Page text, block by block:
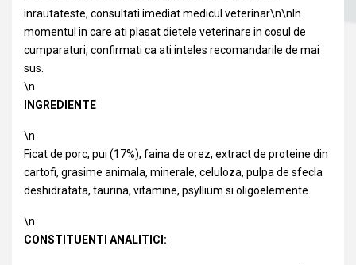
inrautateste, consultati imediat medicul veterinar\n\nIn
momentul in care ati plasat dietele veterinare in cosul de
cumparaturi, confirmati ca ati inteles recomandarile de mai
sus.
\n
INGREDIENTE
\n
Ficat de porc, pui (17%), faina de orez, extract de proteine din
cartofi, grasime animala, minerale, celuloza, pulpa de sfecla
deshidratata, taurina, vitamine, psyllium si oligoelemente.
\n
CONSTITUENTI ANALITICI: